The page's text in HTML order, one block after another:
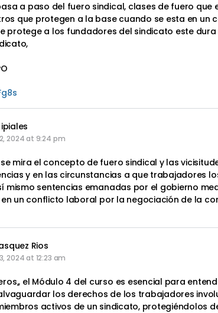
a paso del fuero sindical, clases de fuero
que protegen a la base cuando se esta en
protege a los fundadores del sindicato este
2024 at 9:24 pm
mira el concepto de fuero sindical y las
y en las circunstancias a que trabajadores
mismo sentencias emanadas por el gobierno
un conflicto laboral por la negociación de la
Rios
2024 at 12:23 am
el Módulo 4 del curso es esencial para
los derechos de los trabajadores
activos de un sindicato, protegiéndolos